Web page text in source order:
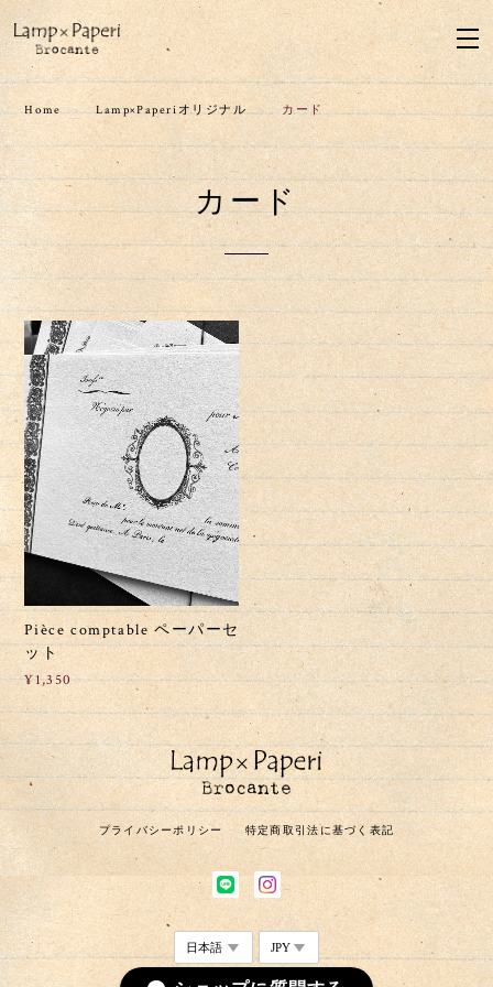
Home Lamp×Paperiオリジナル カード
カード
Pièce comptable ペーパーセ
ット
¥1,350
プライバシーポリシー 特定商取引法に基づく表記